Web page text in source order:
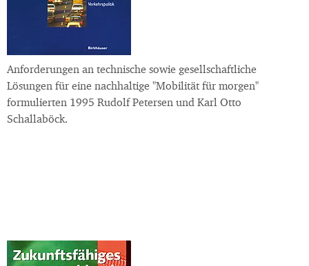
Anforderungen an technische sowie gesellschaftliche
Lösungen für eine nachhaltige "Mobilität für morgen"
formulierten 1995 Rudolf Petersen und Karl Otto
Schallaböck.